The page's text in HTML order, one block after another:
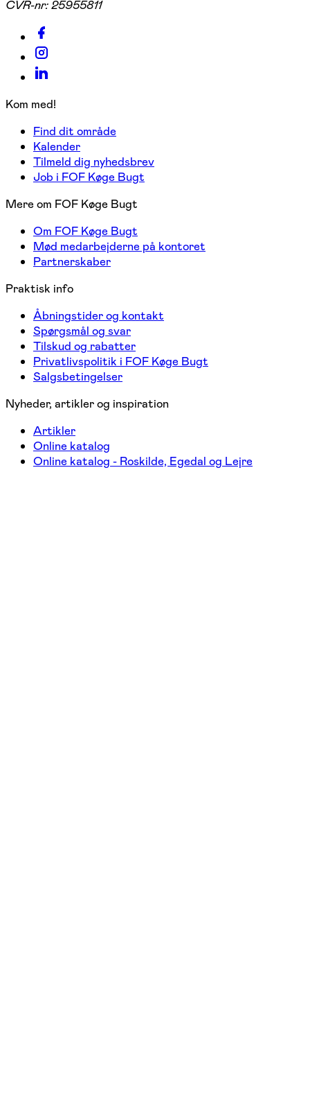
CVR-nr:25955811
Kom med!
Find dit område
Kalender
Tilmeld dig nyhedsbrev
Job i FOF Køge Bugt
Mere om FOF Køge Bugt
Om FOF Køge Bugt
Mød medarbejderne på kontoret
Partnerskaber
Praktisk info
Åbningstider og kontakt
Spørgsmål og svar
Tilskud og rabatter
Privatlivspolitik i FOF Køge Bugt
Salgsbetingelser
Nyheder, artikler og inspiration
Artikler
Online katalog
Online katalog - Roskilde, Egedal og Lejre